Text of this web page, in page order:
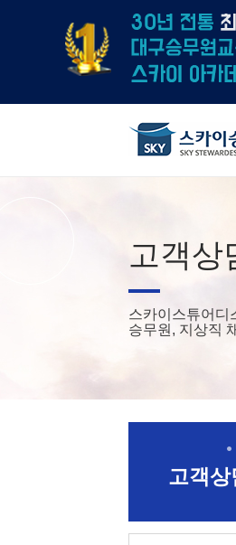
고객상
스카이스튜어디
승무원, 지상직
고객상